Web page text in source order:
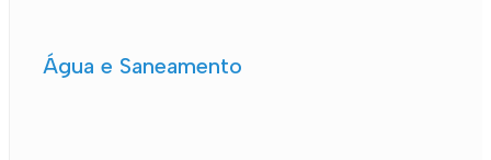
Água e Saneamento